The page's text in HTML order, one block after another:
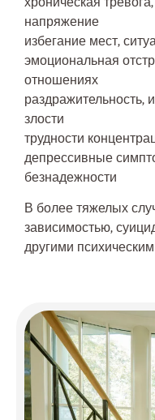
напряжение
избегание мест,
эмоциональная
отношениях
раздражительность,
злости
трудности
депрессивные
безнадежности
В более тяжелых
зависимостью,
другими